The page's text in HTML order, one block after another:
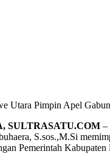
Utara Pimpin Apel
SULTRASATU.COM –
S.sos.,M.Si
Pemerintah